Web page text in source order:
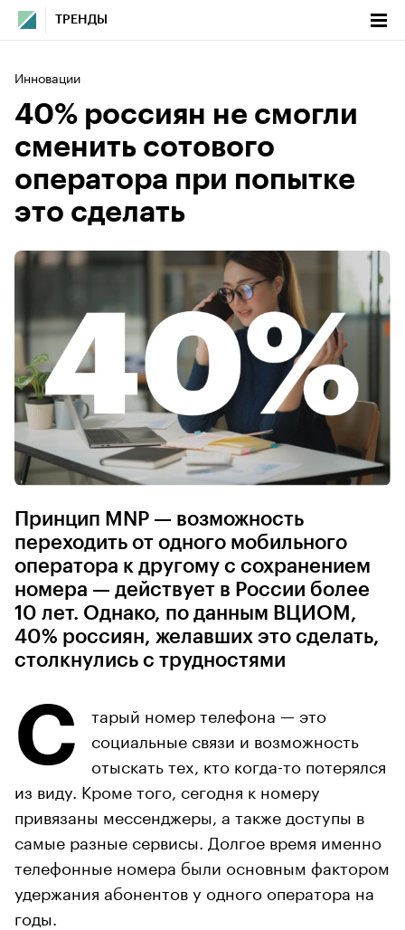
ТРЕНДЫ
Инновации
40% россиян не смогли
сменить сотового
оператора при попытке
это сделать
Принцип MNP — возможность
переходить от одного мобильного
оператора к другому с сохранением
номера — действует в России более
10 лет. Однако, по данным ВЦИОМ,
40% россиян, желавших это сделать,
столкнулись с трудностями
С
тарый номер телефона — это
социальные связи и возможность
отыскать тех, кто когда-то потерялся
из виду. Кроме того, сегодня к номеру
привязаны мессенджеры, а также доступы в
самые разные сервисы. Долгое время именно
телефонные номера были основным фактором
удержания абонентов у одного оператора на
годы.